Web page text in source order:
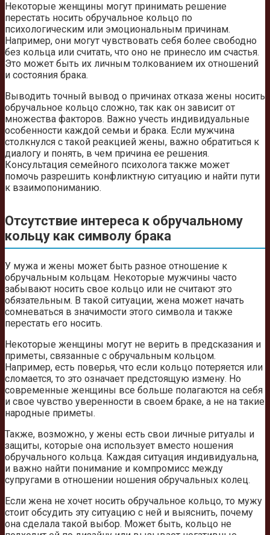
Некоторые женщины могут принимать решение
перестать носить обручальное кольцо по
психологическим или эмоциональным причинам.
Например, они могут чувствовать себя более свободно
без кольца или считать, что оно не принесло им счастья.
Это может быть их личным толкованием их отношений
и состояния брака.
Выводить точный вывод о причинах отказа жены носить
обручальное кольцо сложно, так как он зависит от
множества факторов. Важно учесть индивидуальные
особенности каждой семьи и брака. Если мужчина
столкнулся с такой реакцией жены, важно обратиться к
диалогу и понять, в чем причина ее решения.
Консультация семейного психолога также может
помочь разрешить конфликтную ситуацию и найти пути
к взаимопониманию.
Отсутствие интереса к обручальному
кольцу как символу брака
У мужа и жены может быть разное отношение к
обручальным кольцам. Некоторые мужчины часто
забывают носить свое кольцо или не считают это
обязательным. В такой ситуации, жена может начать
сомневаться в значимости этого символа и также
перестать его носить.
Некоторые женщины могут не верить в предсказания и
приметы, связанные с обручальным кольцом.
Например, есть поверья, что если кольцо потеряется или
сломается, то это означает предстоящую измену. Но
современные женщины все больше полагаются на себя
и свое чувство уверенности в своем браке, а не на такие
народные приметы.
Также, возможно, у жены есть свои личные ритуалы и
защиты, которые она использует вместо ношения
обручального кольца. Каждая ситуация индивидуальна,
и важно найти понимание и компромисс между
супругами в отношении ношения обручальных колец.
Если жена не хочет носить обручальное кольцо, то мужу
стоит обсудить эту ситуацию с ней и выяснить, почему
она сделала такой выбор. Может быть, кольцо не